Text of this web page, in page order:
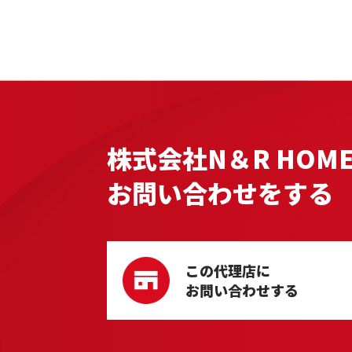
株式会社N＆R
お問い合わせをする
この代理店に
お問い合わせする